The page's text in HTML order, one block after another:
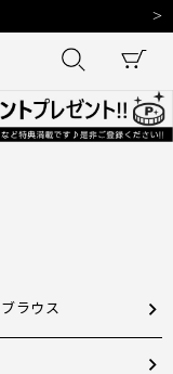
届けについて
プレゼント
届けについて
ラウス